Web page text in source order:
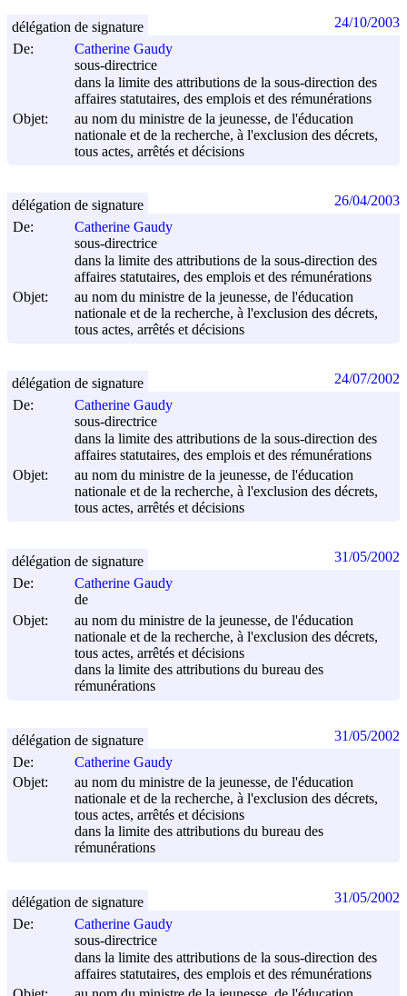
De:
Catherine Gaudy
sous-directrice
dans la limite des attributions de la sous-direction des
affaires statutaires, des emplois et des rémunérations
Objet:
au nom du ministre de la jeunesse, de l'éducation
nationale et de la recherche, à l'exclusion des décrets,
tous actes, arrêtés et décisions
délégation de signature 24/10/2003
De:
Catherine Gaudy
sous-directrice
dans la limite des attributions de la sous-direction des
affaires statutaires, des emplois et des rémunérations
Objet:
au nom du ministre de la jeunesse, de l'éducation
nationale et de la recherche, à l'exclusion des décrets,
tous actes, arrêtés et décisions
délégation de signature 26/04/2003
De:
Catherine Gaudy
sous-directrice
dans la limite des attributions de la sous-direction des
affaires statutaires, des emplois et des rémunérations
Objet:
au nom du ministre de la jeunesse, de l'éducation
nationale et de la recherche, à l'exclusion des décrets,
tous actes, arrêtés et décisions
délégation de signature 24/07/2002
De:
Catherine Gaudy
de
Objet:
au nom du ministre de la jeunesse, de l'éducation
nationale et de la recherche, à l'exclusion des décrets,
tous actes, arrêtés et décisions
dans la limite des attributions du bureau des
rémunérations
délégation de signature 31/05/2002
De:
Catherine Gaudy
Objet:
au nom du ministre de la jeunesse, de l'éducation
nationale et de la recherche, à l'exclusion des décrets,
tous actes, arrêtés et décisions
dans la limite des attributions du bureau des
rémunérations
délégation de signature 31/05/2002
De:
Catherine Gaudy
sous-directrice
dans la limite des attributions de la sous-direction des
affaires statutaires, des emplois et des rémunérations
délégation de signature 31/05/2002